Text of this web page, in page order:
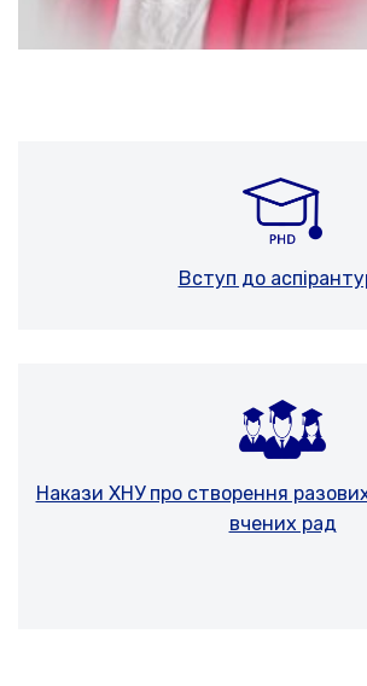
Вступ до
Накази ХНУ про створення
вчених рад